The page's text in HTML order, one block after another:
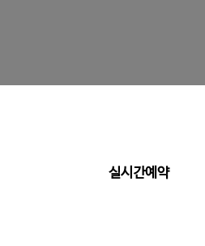
실시간예약